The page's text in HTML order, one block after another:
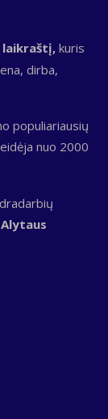
laikraštį,kuris
dirba,
populiariausių
nuo 2000